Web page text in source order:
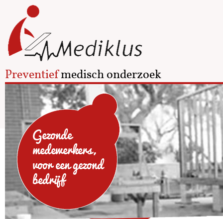
Preventiefmedisch onderzoek
Gezonde
medewerkers,
voor een gezond
bedrijf